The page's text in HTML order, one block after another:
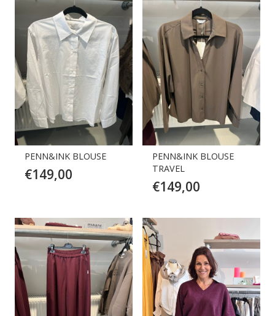
PENN&INK BLOUSE
€149,00
PENN&INK BLOUSE
TRAVEL
€149,00